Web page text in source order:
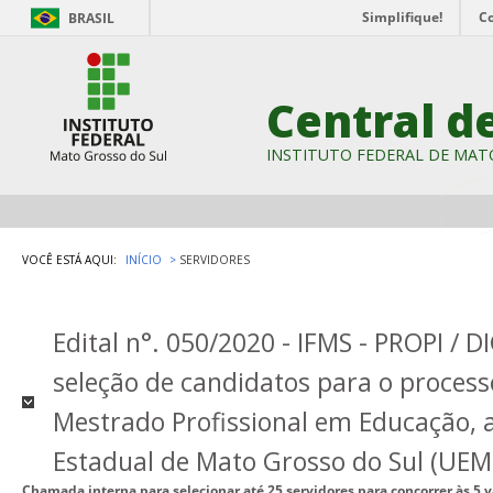
BRASIL Simplifique!
Central
INSTITUTO FEDERAL DE
VOCÊ ESTÁ AQUI: INÍCIO SERVIDORES
Edital n°. 050/2020 - IFMS - PROPI /
seleção de candidatos para o
Mestrado Profissional em Educação,
Estadual de Mato Grosso do Sul